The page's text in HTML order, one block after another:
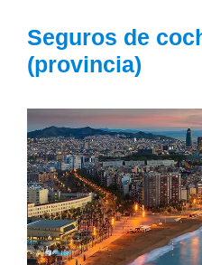
Seguros de
(provincia)